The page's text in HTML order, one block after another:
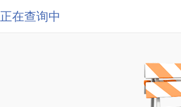
正在查询中